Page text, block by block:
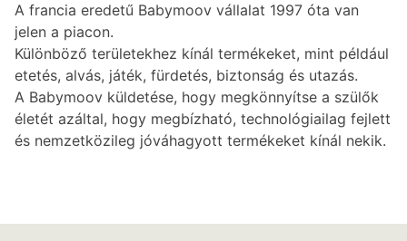
A francia eredetű Babymoov vállalat 1997 óta van
jelen a piacon.
Különböző területekhez kínál termékeket, mint például
etetés, alvás, játék, fürdetés, biztonság és utazás.
A Babymoov küldetése, hogy megkönnyítse a szülők
életét azáltal, hogy megbízható, technológiailag fejlett
és nemzetközileg jóváhagyott termékeket kínál nekik.